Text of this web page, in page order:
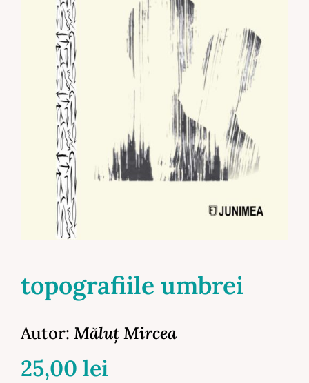
topografiile umbrei
Autor: Măluţ Mircea
25,00 lei